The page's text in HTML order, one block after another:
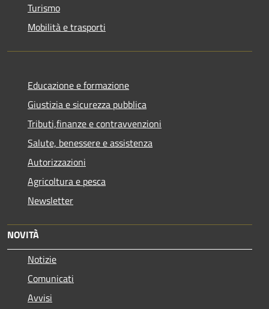
Turismo
Mobilità e trasporti
Educazione e formazione
Giustizia e sicurezza pubblica
Tributi,finanze e contravvenzioni
Salute, benessere e assistenza
Autorizzazioni
Agricoltura e pesca
Newsletter
NOVITÀ
Notizie
Comunicati
Avvisi